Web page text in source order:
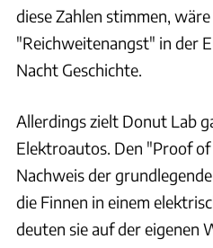
diese Zahlen stimmen,
"Reichweitenangst" in der
Nacht Geschichte.
Allerdings zielt Donut Lab
Elektroautos. Den "Proof of
Nachweis der
die Finnen in einem
deuten sie auf der eigenen